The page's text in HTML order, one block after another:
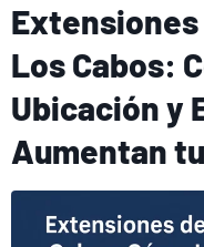
Extensiones
Los Cabos:
Ubicación y
Aumentan